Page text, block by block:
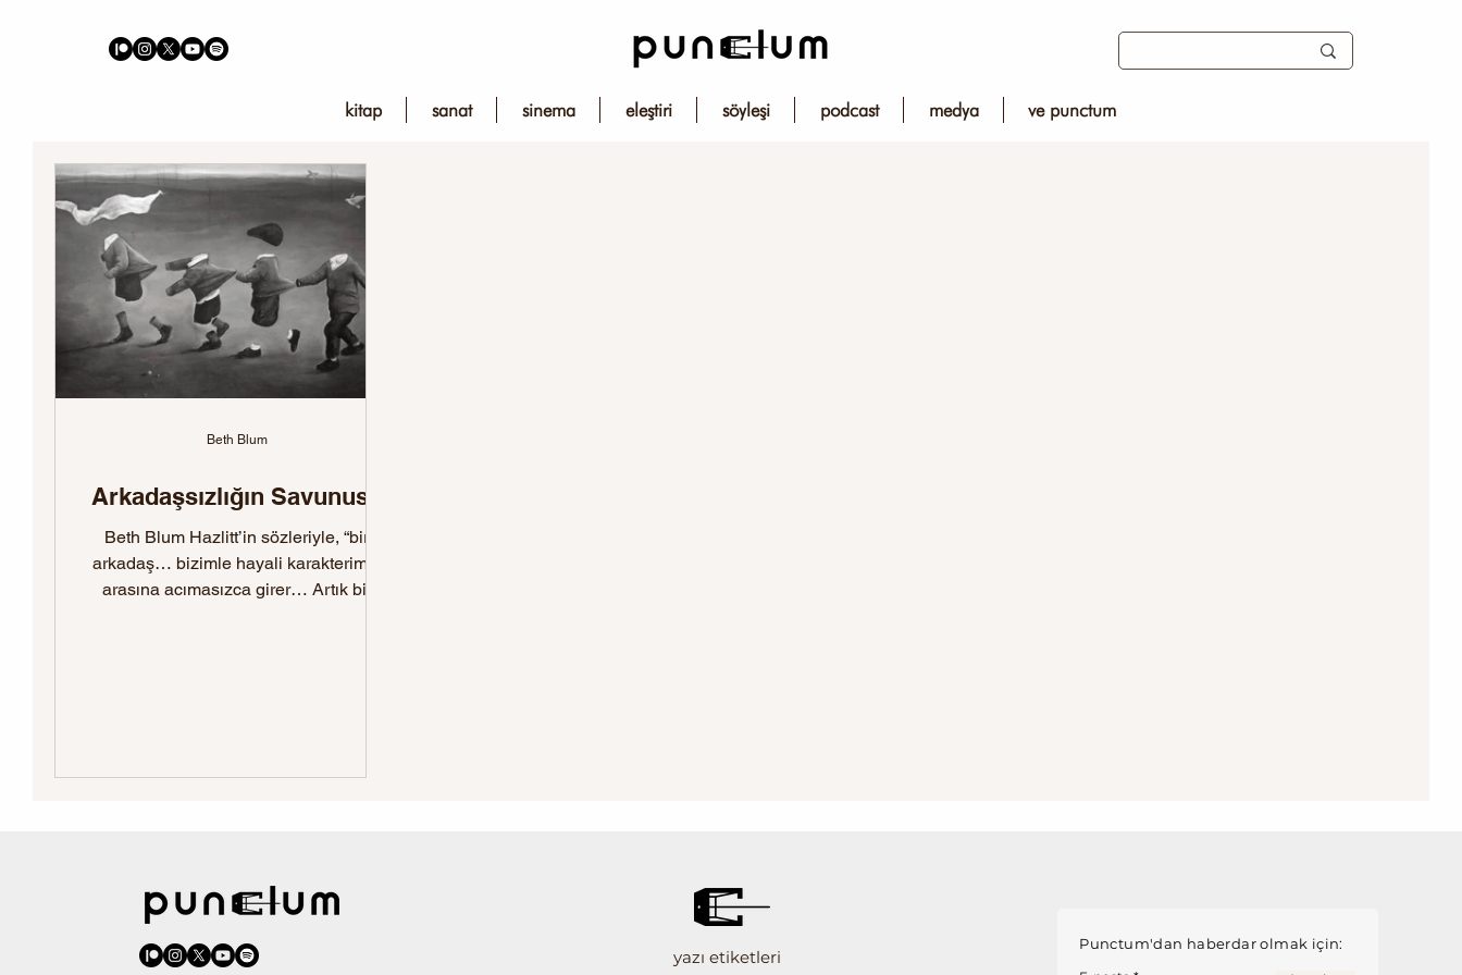
kitap sanat sinema eleştiri söyleşi podcast medya ve punctum
Arkadaşsızlığın Savunusu
Beth Blum Hazlitt’in sözleriyle, “bir
arkadaş… bizimle hayali karakterimiz
arasına acımasızca girer… Artık bir
Beth Blum
yazı etiketleri
Punctum'dan haberdar olmak için: